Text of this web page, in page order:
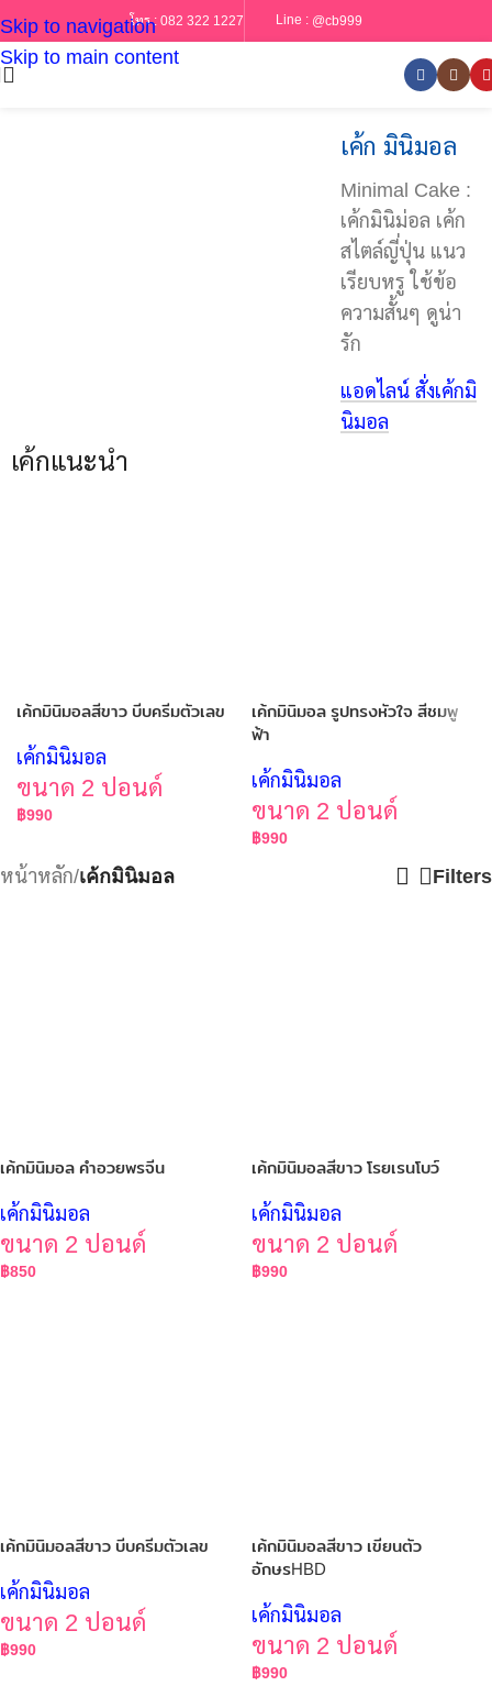
Skip to navigation
Skip to main content
โทร : 082 322 1227 Line : @cb999
เค้ก มินิมอล
Minimal Cake :
เค้กมินิม่อล เค้ก
สไตล์ญี่ปุ่น แนว
เรียบหรู ใช้ข้อ
ความสั้นๆ ดูน่า
รัก
แอดไลน์ สั่งเค้กมิ
นิมอล
เค้กแนะนำ
เค้กมินิมอลสีขาว บีบครีมตัวเลข
เค้กมินิมอล
ขนาด 2 ปอนด์
฿990
เค้กมินิมอล รูปทรงหัวใจ สีชมพู
ฟ้า
เค้กมินิมอล
ขนาด 2 ปอนด์
฿990
หน้าหลัก/เค้กมินิมอล Filters
เค้กมินิมอล คำอวยพรจีน
เค้กมินิมอล
ขนาด 2 ปอนด์
฿850
เค้กมินิมอลสีขาว โรยเรนโบว์
เค้กมินิมอล
ขนาด 2 ปอนด์
฿990
เค้กมินิมอลสีขาว บีบครีมตัวเลข
เค้กมินิมอล
ขนาด 2 ปอนด์
฿990
เค้กมินิมอลสีขาว เขียนตัว
อักษรHBD
เค้กมินิมอล
ขนาด 2 ปอนด์
฿990